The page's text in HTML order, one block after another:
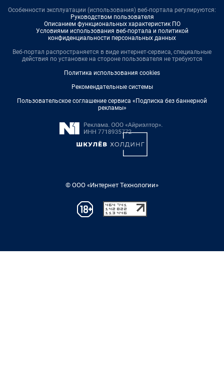
Особенности эксплуатации (использования) веб-портала регулируются:
Руководством пользователя
Описанием функциональных характеристик ПО
Условиями использования веб-портала и политикой
конфиденциальности персональных данных
Веб-портал распространяется в виде интернет-сервиса, специальные
действия по установке на стороне пользователя не требуются
Политика использования cookies
Рекомендательные системы
Пользовательское соглашение сервиса «Подписка без баннерной
рекламы»
© ООО «Интернет Технологии»